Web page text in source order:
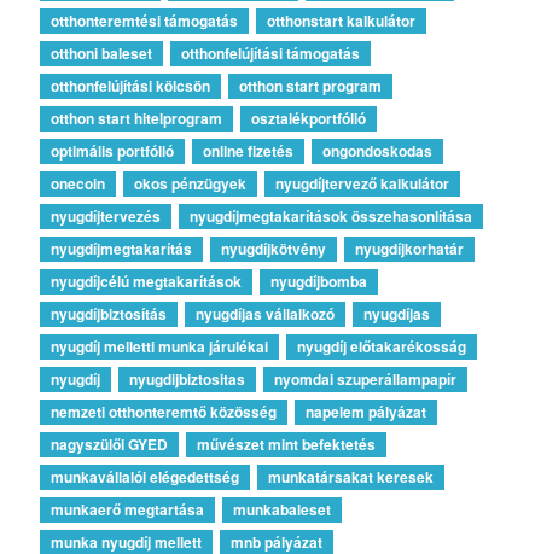
otthonteremtési támogatás
otthonstart kalkulátor
otthoni baleset
otthonfelújítási támogatás
otthonfelújítási kölcsön
otthon start program
otthon start hitelprogram
osztalékportfólió
optimális portfólió
online fizetés
ongondoskodas
onecoin
okos pénzügyek
nyugdíjtervező kalkulátor
nyugdíjtervezés
nyugdíjmegtakarítások összehasonlítása
nyugdíjmegtakarítás
nyugdíjkötvény
nyugdíjkorhatár
nyugdíjcélú megtakarítások
nyugdíjbomba
nyugdíjbiztosítás
nyugdíjas vállalkozó
nyugdíjas
nyugdíj melletti munka járulékai
nyugdíj előtakarékosság
nyugdíj
nyugdijbiztositas
nyomdai szuperállampapír
nemzeti otthonteremtő közösség
napelem pályázat
nagyszülői GYED
művészet mint befektetés
munkavállalói elégedettség
munkatársakat keresek
munkaerő megtartása
munkabaleset
munka nyugdíj mellett
mnb pályázat